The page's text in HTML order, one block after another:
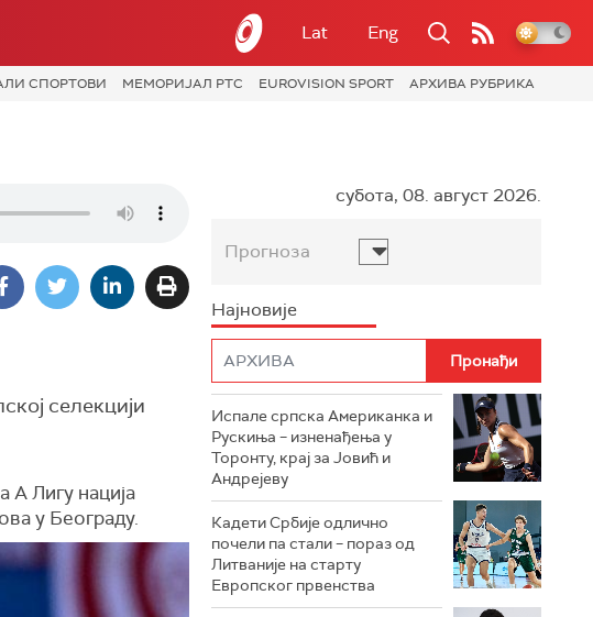
Lat Eng
СПОРТОВИ МЕМОРИЈАЛ РТС EUROVISION SPORT АРХИВА РУБРИКА
селекцији
А Лигу нација
у Београду.
субота, 08. август 2026.
Прогноза
Најновије
Испале српска Американка и
Рускиња – изненађења у
Торонту, крај за Јовић и
Андрејеву
Кадети Србије одлично
почели па стали – пораз од
Литваније на старту
Европског првенства